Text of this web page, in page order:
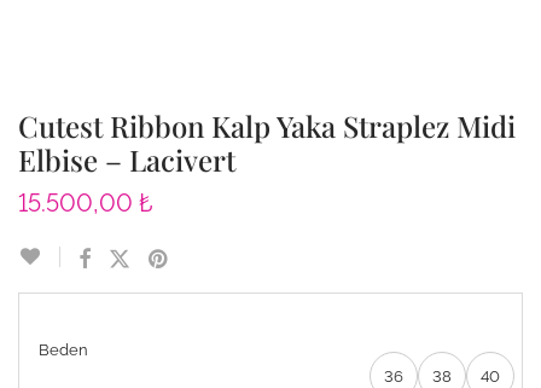
Cutest Ribbon Kalp Yaka Straplez Midi
Elbise – Lacivert
15.500,00 ₺
Beden
36
38 40